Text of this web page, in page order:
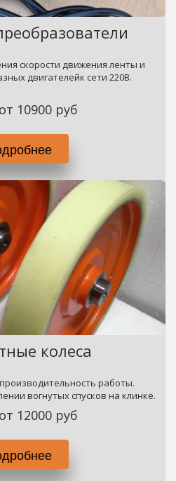
скорости движения ленты и
двигателейк сети 220В.
10900 руб
колеса
работы.
вогнутых спусков на клинке.
12000 руб